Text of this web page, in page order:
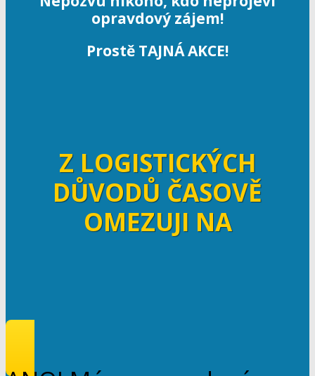
opravdový zájem!
Prostě TAJNÁ AKCE!
Z LOGISTICKÝCH
DŮVODŮ ČASOVĚ
OMEZUJI NA